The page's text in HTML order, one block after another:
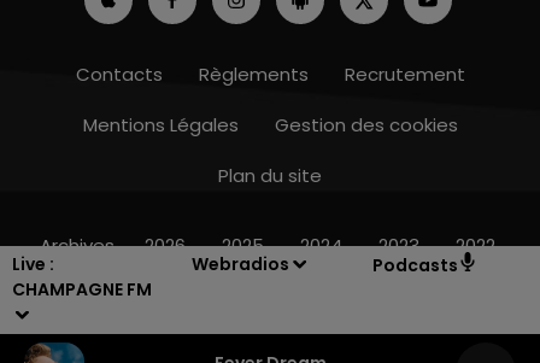
Live :
CHAMPAGNE FM
Webradios Podcasts
Contacts Règlements
Recrutement
Mentions Légales
Gestion des cookies
Plan du site
Archives 2026 2025 2024 2023 2022